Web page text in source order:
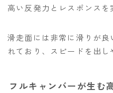
高い反発力とレスポンスを
滑走面には非常に滑りが
れており、スピードを出し
フルキャンバーが生む